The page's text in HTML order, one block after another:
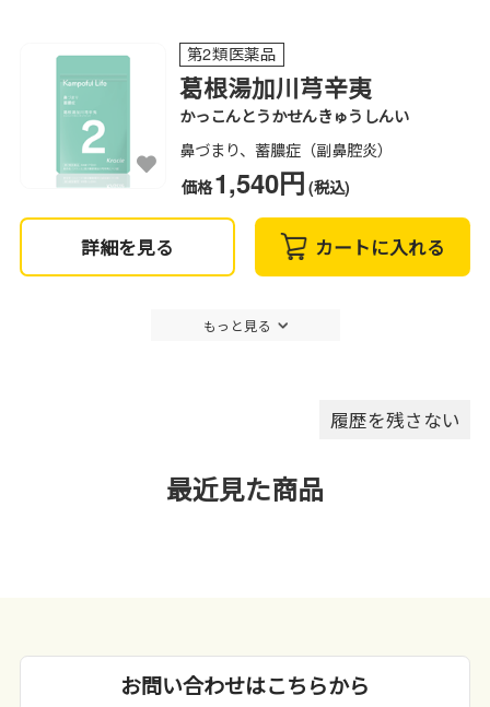
第2類医薬品
葛根湯加川芎辛夷
かっこんとうかせんきゅうしんい
鼻づまり、蓄膿症（副鼻腔炎）
価格1,540円 (税込)
詳細を見る カートに入れる
もっと見る
履歴を残さない
最近見た商品
お問い合わせはこちらから